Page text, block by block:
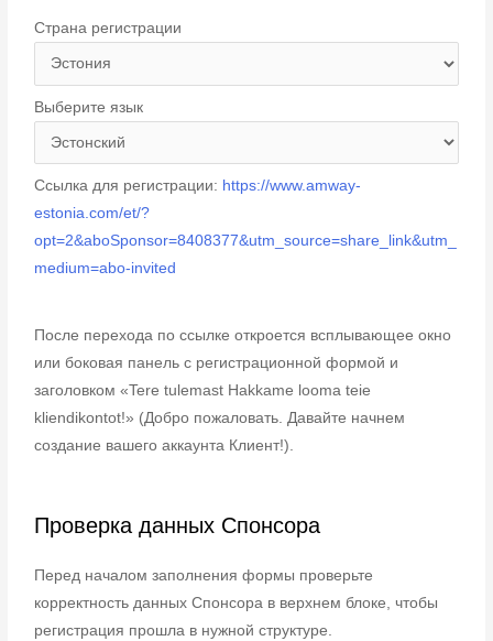
Страна регистрации
Выберите язык
Ссылка для регистрации: https://www.amway-
estonia.com/et/?
opt=2&aboSponsor=8408377&utm_source=share_link&utm_
medium=abo-invited
После перехода по ссылке откроется всплывающее окно
или боковая панель с регистрационной формой и
заголовком «Tere tulemast Hakkame looma teie
kliendikontot!» (Добро пожаловать. Давайте начнем
создание вашего аккаунта Клиент!).
Проверка данных Спонсора
Перед началом заполнения формы проверьте
корректность данных Спонсора в верхнем блоке, чтобы
регистрация прошла в нужной структуре.